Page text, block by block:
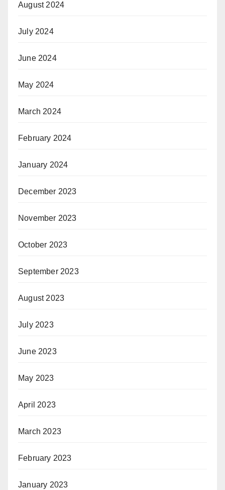
August 2024
July 2024
June 2024
May 2024
March 2024
February 2024
January 2024
December 2023
November 2023
October 2023
September 2023
August 2023
July 2023
June 2023
May 2023
April 2023
March 2023
February 2023
January 2023